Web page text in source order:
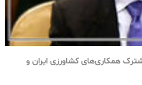
همکاری‌های کشاورزی ایران و